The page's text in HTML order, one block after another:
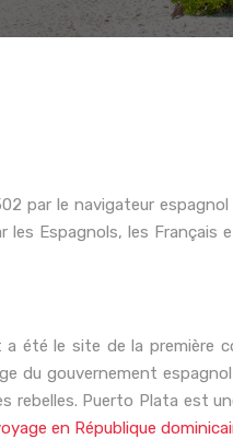
par le navigateur
Espagnols, les
été le site de la première
gouvernement
Puerto Plata est
en République